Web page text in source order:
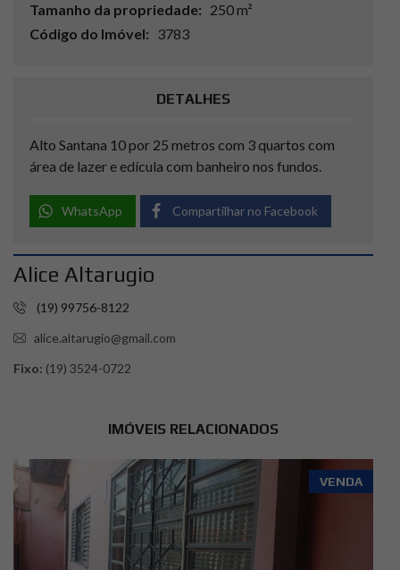
Tamanho da propriedade: 250 m²
Código do Imóvel: 3783
DETALHES
Alto Santana 10 por 25 metros com 3 quartos com
área de lazer e edícula com banheiro nos fundos.
WhatsApp Compartilhar no Facebook
Alice Altarugio
(19) 99756-8122
alice.altarugio@gmail.com
Fixo: (19) 3524-0722
IMÓVEIS RELACIONADOS
VENDA